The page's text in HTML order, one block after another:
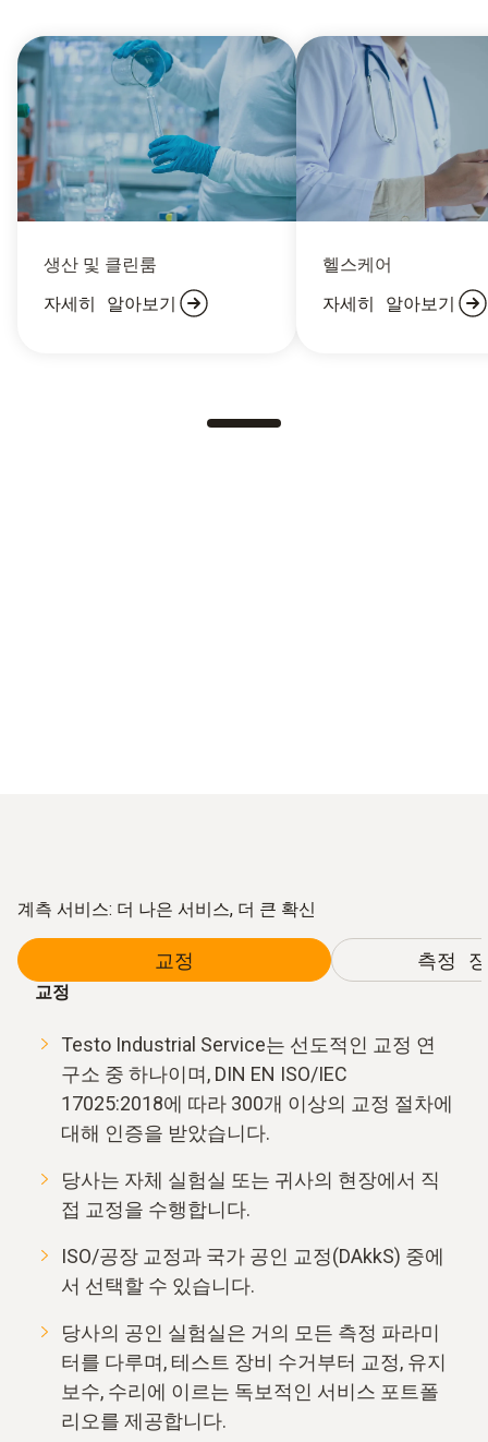
생산 및 클린룸
자세히 알아보기
헬스케어
자세히 알아보기
계측 서비스: 더 나은 서비스, 더 큰 확신
교정 측정
교정
Testo Industrial Service는 선도적인 교정 연
구소 중 하나이며, DIN EN ISO/IEC
17025:2018에 따라 300개 이상의 교정 절차에
대해 인증을 받았습니다.
당사는 자체 실험실 또는 귀사의 현장에서 직
접 교정을 수행합니다.
ISO/공장 교정과 국가 공인 교정(DAkkS) 중에
서 선택할 수 있습니다.
당사의 공인 실험실은 거의 모든 측정 파라미
터를 다루며, 테스트 장비 수거부터 교정, 유지
보수, 수리에 이르는 독보적인 서비스 포트폴
리오를 제공합니다.